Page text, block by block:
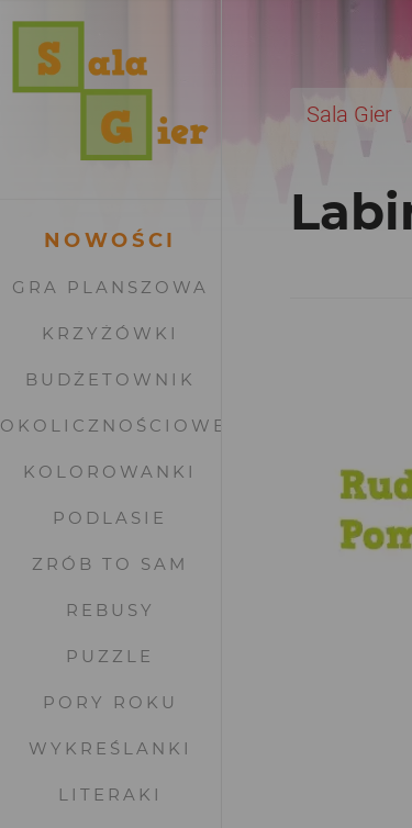
NOWOŚCI
GRA PLANSZOWA
KRZYŻÓWKI
BUDŻETOWNIK
OKOLICZNOŚCIOWE
KOLOROWANKI
PODLASIE
ZRÓB TO SAM
REBUSY
PUZZLE
PORY ROKU
WYKREŚLANKI
LITERAKI
Sala Gier